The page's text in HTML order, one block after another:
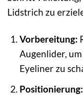
Lidstrich zu
Vorbereitung:
Augenlider,
Eyeliner zu
Positionierung: